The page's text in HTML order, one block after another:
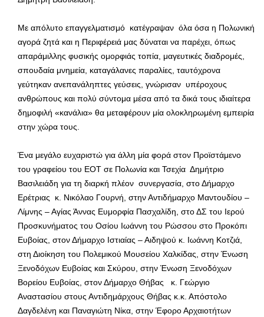
Με απόλυτο επαγγελματισμό κατέγραψαν όλα όσα η Πολωνική
αγορά ζητά και η Περιφέρειά μας δύναται να παρέχει, όπως
απαράμιλλης φυσικής ομορφιάς τοπία, μαγευτικές διαδρομές,
σπουδαία μνημεία, καταγάλανες παραλίες, ταυτόχρονα
γεύτηκαν ανεπανάληπτες γεύσεις, γνώρισαν υπέροχους
ανθρώπους και πολύ σύντομα μέσα από τα δικά τους ιδιαίτερα
δημοφιλή «κανάλια» θα μεταφέρουν μία ολοκληρωμένη εμπειρία
στην χώρα τους.
Ένα μεγάλο ευχαριστώ για άλλη μία φορά στον Προϊστάμενο
του γραφείου του ΕΟΤ σε Πολωνία και Τσεχία Δημήτριο
Βασιλειάδη για τη διαρκή πλέον συνεργασία, στο Δήμαρχο
Ερέτριας κ. Νικόλαο Γουρνή, στην Αντιδήμαρχο Μαντουδίου –
Λίμνης – Αγίας Άννας Ευμορφία Πασχαλίδη, στο ΔΣ του Ιερού
Προσκυνήματος του Οσίου Ιωάννη του Ρώσσου στο Προκόπι
Ευβοίας, στον Δήμαρχο Ιστιαίας – Αιδηψού κ. Ιωάννη Κοτζιά,
στη Διοίκηση του Πολεμικού Μουσείου Χαλκίδας, στην Ένωση
Ξενοδόχων Ευβοίας και Σκύρου, στην Ένωση Ξενοδόχων
Βορείου Ευβοίας, στον Δήμαρχο Θήβας κ. Γεώργιο
Αναστασίου στους Αντιδημάρχους Θήβας κ.κ. Απόστολο
Δαγδελένη και Παναγιώτη Νίκα, στην Έφορο Αρχαιοτήτων